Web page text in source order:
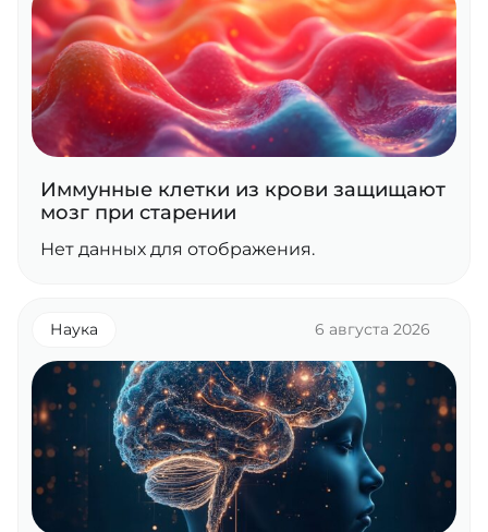
Иммунные клетки из крови защищают
мозг при старении
Нет данных для отображения.
Наука 6 августа 2026